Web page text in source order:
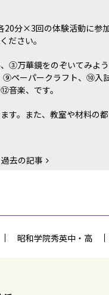
分×3回の体験活動に参加
ださい。
③万華鏡をのぞいてみよ
ペーパークラフト、⑩入
楽、です。
す。また、教室や材料の
過去の記事
昭和学院秀英中・高